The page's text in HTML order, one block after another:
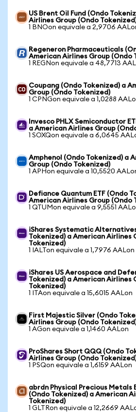
US Brent Oil Fund (Ondo
Airlines Group (Ondo
1 BNOon equivale a 2,9706
Regeneron Pharmaceuticals
American Airlines Group (Ondo
1 REGNon equivale a 48,7713
Coupang (Ondo Tokenized) a
Group (Ondo Tokenized)
1 CPNGon equivale a 1,0288
Invesco PHLX Semiconductor
a American Airlines Group
1 SOXQon equivale a 6,0645
Amphenol (Ondo Tokenized) a
Group (Ondo Tokenized)
1 APHon equivale a 10,5520
Defiance Quantum ETF (Ondo
American Airlines Group (Ondo
1 QTUMon equivale a 9,5551
iShares Systematic
Tokenized) a American Airlines
Tokenized)
1 IALTon equivale a 1,7976 AALon
iShares US Aerospace and
Tokenized) a American Airlines
Tokenized)
1 ITAon equivale a 15,6015 AALon
First Majestic Silver (Ondo
Airlines Group (Ondo
1 AGon equivale a 1,1460 AALon
ProShares Short QQQ (Ondo
Airlines Group (Ondo
1 PSQon equivale a 1,6159 AALon
abrdn Physical Precious Metals
(Ondo Tokenized) a American
Tokenized)
1 GLTRon equivale a 12,2669